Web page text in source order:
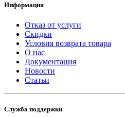
Информация
Отказ от услуги
Скидки
Условия возврата товара
О нас
Документация
Новости
Статьи
Служба поддержки